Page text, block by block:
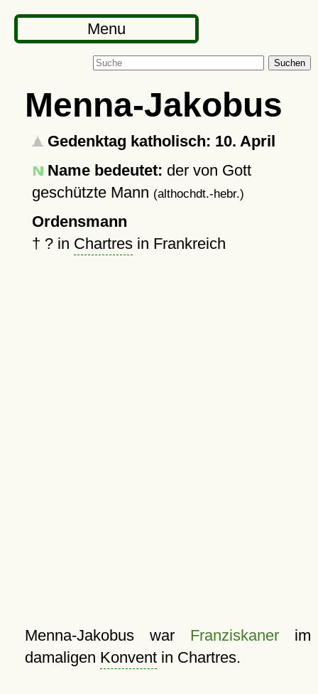
Menu
Suchen
Menna-Jakobus
Gedenktag katholisch: 10. April
Name bedeutet: der von Gott
geschützte Mann (althochdt.-hebr.)
Ordensmann
† ?in Chartresin Frankreich
Menna-Jakobus war Franziskanerim
damaligen Konventin Chartres.